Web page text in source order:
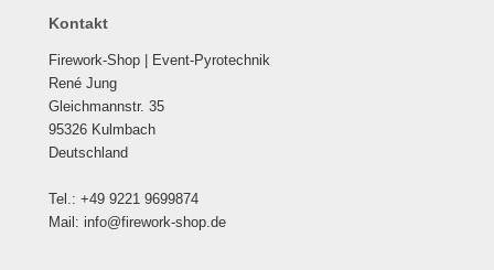
Kontakt
Firework-Shop | Event-Pyrotechnik
René Jung
Gleichmannstr. 35
95326 Kulmbach
Deutschland
Tel.: +49 9221 9699874
Mail: info@firework-shop.de